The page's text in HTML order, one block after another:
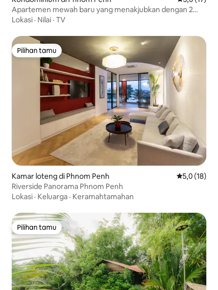
Apartemen mewah baru yang menakjubkan dengan 2
tempat tidur di BKK1
Lokasi · Nilai · TV
Pilihan tamu
Pilihan tamu
Kamar loteng di Phnom Penh Nilai rata-
5,0 (18)
Riverside Panorama Phnom Penh
Lokasi · Keluarga · Keramahtamahan
Pilihan tamu
Pilihan tamu